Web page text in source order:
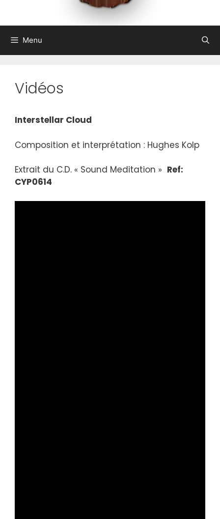
Menu
Vidéos
Interstellar Cloud
Composition et interprétation : Hughes Kolp
Extrait du C.D. « Sound Meditation » Ref:
CYP0614